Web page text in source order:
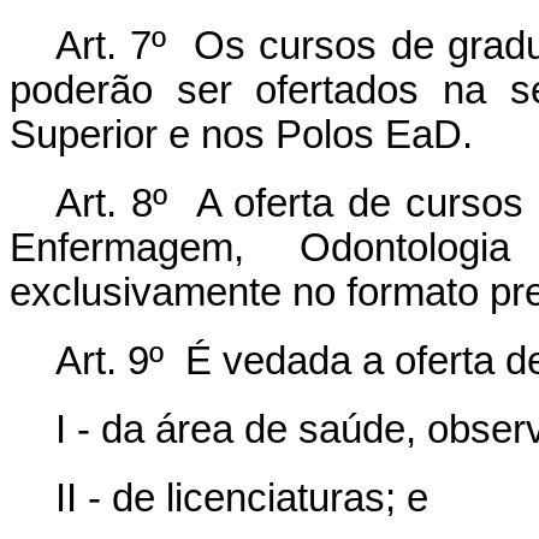
Art. 7º Os cursos de
poderão ser ofertados na
Superior e nos Polos EaD.
Art. 8º A oferta de cursos
Enfermagem,
exclusivamente no formato
Art. 9º É vedada a oferta
I - da área de saúde,
II - de licenciaturas; e